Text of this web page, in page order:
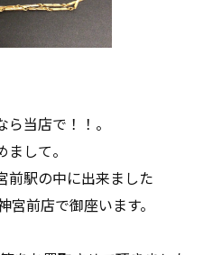
当店で！！。
して。
前駅の中に出来ました
前店で御座います。